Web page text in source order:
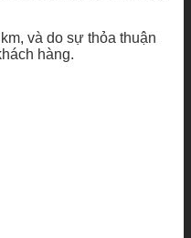
và do sự thỏa thuận
hàng.